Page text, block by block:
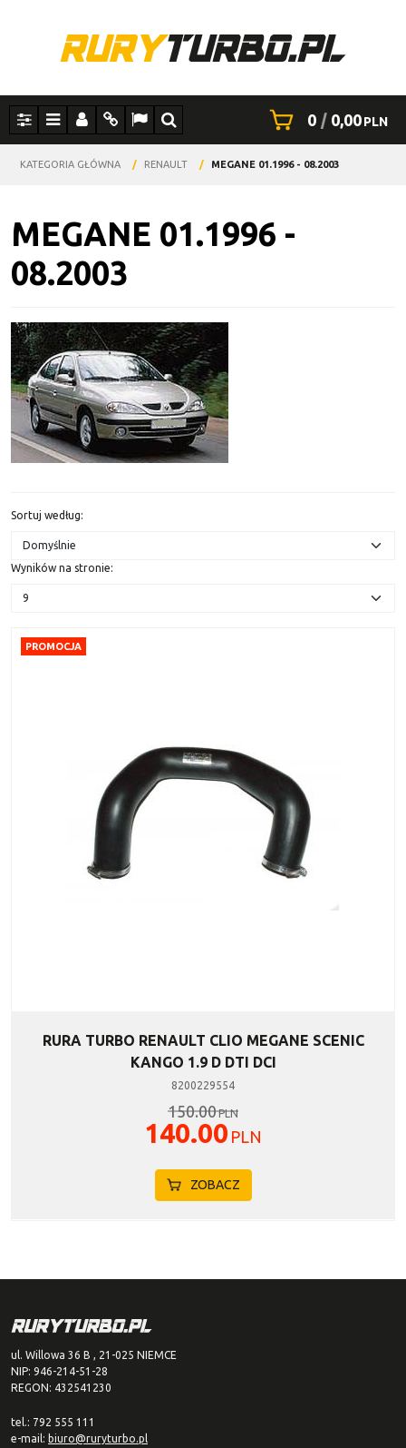
PanelMenuPanelInfoLangSzukaj
0 | 0,00PLN
KATEGORIA GŁÓWNA / RENAULT / MEGANE 01.1996 - 08.2003
MEGANE 01.1996 -
08.2003
Sortuj według:
Wyników na stronie:
PROMOCJA
RURA TURBO RENAULT CLIO MEGANE SCENIC
KANGO 1.9 D DTI DCI
8200229554
150.00PLN
140.00 PLN
ZOBACZ
ul. Willowa 36 B , 21-025 NIEMCE
NIP: 946-214-51-28
REGON: 432541230
tel.: 792 555 111
e-mail: biuro@ruryturbo.pl